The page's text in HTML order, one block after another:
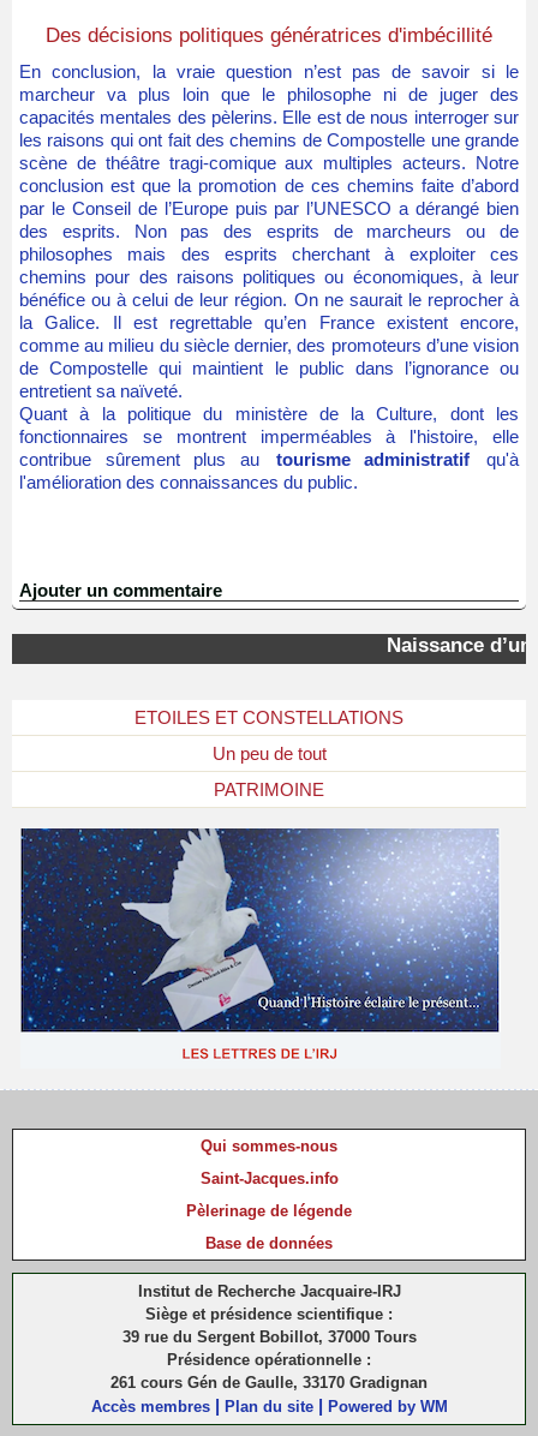
ETOILES ET CONSTELLATIONS
Un peu de tout
PATRIMOINE
Des décisions politiques génératrices d'imbécillité
En conclusion, la vraie question n’est pas de savoir si le
marcheur va plus loin que le philosophe ni de juger des
capacités mentales des pèlerins. Elle est de nous interroger sur
les raisons qui ont fait des chemins de Compostelle une grande
scène de théâtre tragi-comique aux multiples acteurs. Notre
conclusion est que la promotion de ces chemins faite d’abord
par le Conseil de l’Europe puis par l’UNESCO a dérangé bien
des esprits. Non pas des esprits de marcheurs ou de
philosophes mais des esprits cherchant à exploiter ces
chemins pour des raisons politiques ou économiques, à leur
bénéfice ou à celui de leur région. On ne saurait le reprocher à
la Galice. Il est regrettable qu’en France existent encore,
comme au milieu du siècle dernier, des promoteurs d’une vision
de Compostelle qui maintient le public dans l’ignorance ou
entretient sa naïveté.
Quant à la politique du ministère de la Culture, dont les
fonctionnaires se montrent imperméables à l'histoire, elle
contribue sûrement plus au
tourisme administratif
qu'à
l'amélioration des connaissances du public.
Ajouter un commentaire
Naissance
Qui sommes-nous
Saint-Jacques.info
Pèlerinage de légende
Base de données
Institut de Recherche Jacquaire-IRJ
Siège et présidence scientifique :
39 rue du Sergent Bobillot, 37000 Tours
Présidence opérationnelle :
261 cours Gén de Gaulle, 33170 Gradignan
Accès membres | Plan du site | Powered by WM